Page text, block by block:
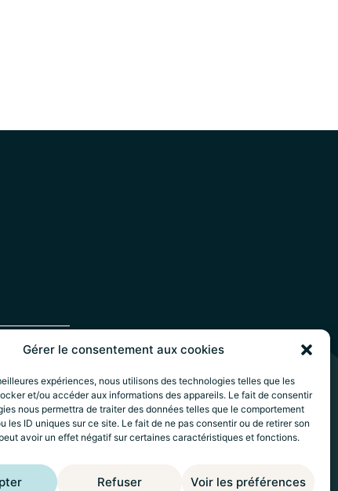
Gérer le consentement aux cookies
expériences, nous utilisons des technologies telles que les
et/ou accéder aux informations des appareils. Le fait de consentir
nous permettra de traiter des données telles que le comportement
les ID uniques sur ce site. Le fait de ne pas consentir ou de retirer son
avoir un effet négatif sur certaines caractéristiques et fonctions.
Refuser Voir les préférences